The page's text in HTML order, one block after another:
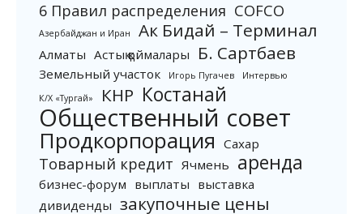
6 Правил распределения COFCO
Азербайджан и Иран Ак Бидай – Терминал
Алматы Астық қоймалары Б. Сартбаев
Земельный участок Игорь Пугачев
Интервью
К/Х «Тургай»
КНР Костанай
Общественный совет
Продкорпорация Сахар
Товарный кредит Ячмень аренда
бизнес-форум выплаты выставка
дивиденды закупочные цены